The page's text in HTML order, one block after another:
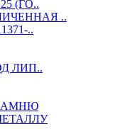
(ГО..
..
..
ЛИП..